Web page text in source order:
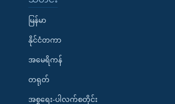
မြန်မာ
နိုင်ငံတကာ
အမေရိကန်
တရုတ်
အစ္စရေး-ပါလက်စတိုင်း